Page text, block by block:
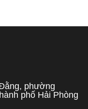
phường
phố Hải Phòng